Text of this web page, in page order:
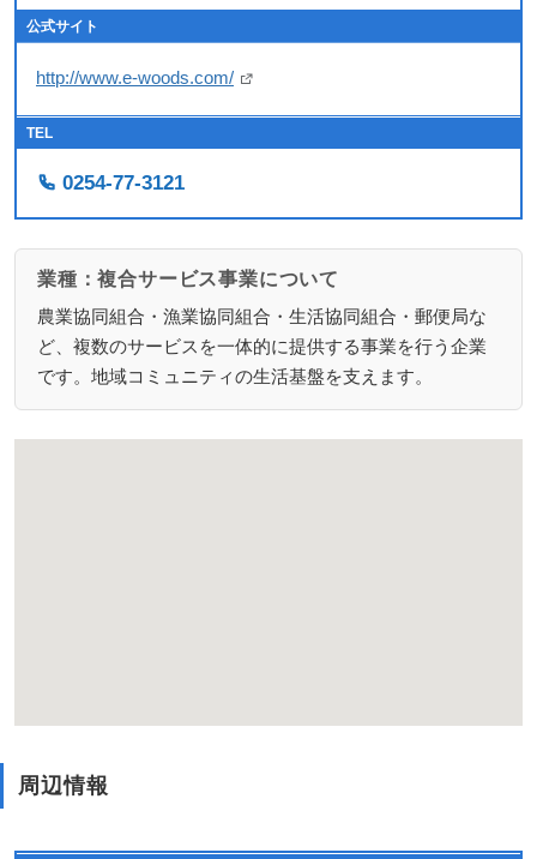
公式サイト
http://www.e-woods.com/
TEL
0254-77-3121
業種：複合サービス事業について
農業協同組合・漁業協同組合・生活協同組合・郵便局な
ど、複数のサービスを一体的に提供する事業を行う企業
です。地域コミュニティの生活基盤を支えます。
周辺情報